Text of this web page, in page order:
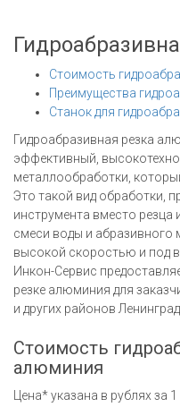
Стоимость
Преимущества
Станок для
Гидроабразивная резка
эффективный,
металлообработки,
Это такой вид обработки,
инструмента вместо резца
смеси воды и абразивного
высокой скоростью и под
Инкон-Сервис
резке алюминия для
и других районов
Стоимость
алюминия
Цена* указана в рублях за